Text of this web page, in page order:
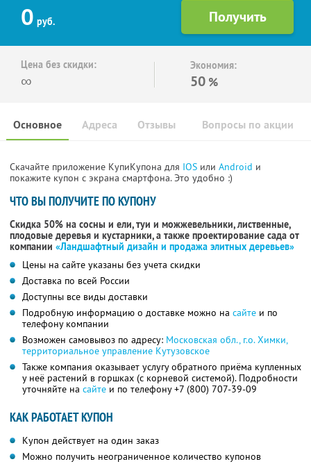
0 руб.
Цена без скидки:
∞
Экономия:
50 %
Основное Отзывы Вопросы по акции
Адреса
Скачайте приложение КупиКупона для IOS или Android и
покажите купон с экрана смартфона. Это удобно :)
ЧТО ВЫ ПОЛУЧИТЕ ПО КУПОНУ
Скидка 50% на сосны и ели, туи и можжевельники, лиственные,
плодовые деревья и кустарники, а также проектирование сада от
компании «Ландшафтный дизайн и продажа элитных деревьев»
Цены на сайте указаны без учета скидки
Доставка по всей России
Доступны все виды доставки
Подробную информацию о доставке можно на сайте и по
телефону компании
Возможен самовывоз по адресу: Московская обл., г.о. Химки,
территориальное управление Кутузовское
Также компания оказывает услугу обратного приёма купленных
у неё растений в горшках (с корневой системой). Подробности
уточняйте на сайте и по телефону+7 (800) 707-39-09
КАК РАБОТАЕТ КУПОН
Купон действует на один заказ
Можно получить неограниченное количество купонов